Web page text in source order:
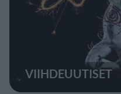
VIIHDEUUTISET